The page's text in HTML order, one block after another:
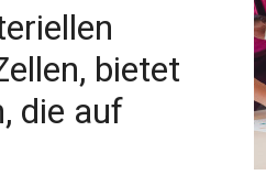
bietet
die auf